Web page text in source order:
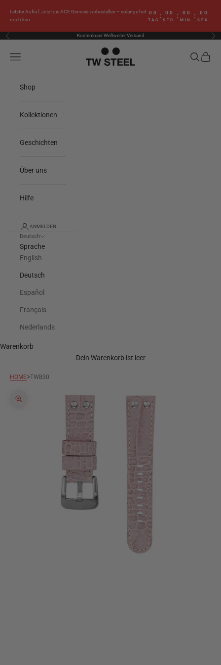
Letzter Aufruf: Jetzt die ACE Genesis vorbestellen – solange het
noch kan
00
TAG
: 00
STD.
: 00
MIN.
: 00
SEK.
Zurück Kostenloser Weltweiter Versand Vor
TW Steel
Menü Suchen
Shop
Kollektionen
Geschichten
Über uns
Hilfe
ANMELDEN
Deutsch
Sprache
English
Deutsch
Español
Français
Nederlands
Warenkorb
Dein Warenkorb ist leer
HOME>TWB30
Bild vergrößern